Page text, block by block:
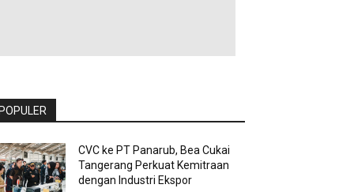
CVC ke PT Panarub, Bea Cukai
Tangerang Perkuat Kemitraan
dengan Industri Ekspor